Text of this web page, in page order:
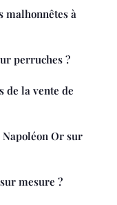
à
perruches ?
la vente de
Or sur
mesure ?